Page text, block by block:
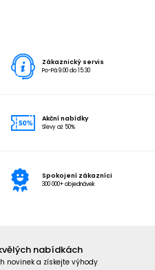
Zákaznický servis
Po-Pá 9:00 do 15:30
Akční nabídky
Slevy až 50%
Spokojení zákazníci
300 000+ objednávek
nabídkách
novinek a získejte výhody